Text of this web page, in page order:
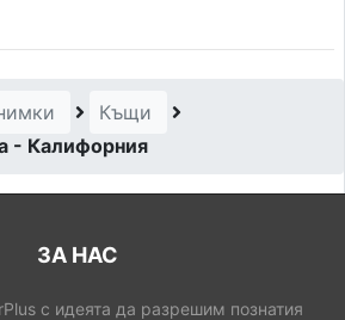
Къщи
- Калифорния
ЗА НАС
с идеята да разрешим познатия